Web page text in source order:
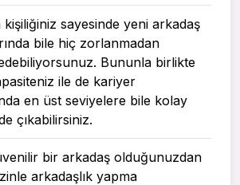
kişiliğiniz sayesinde yeni arkadaş
bile hiç zorlanmadan
Bununla birlikte
ile de kariyer
en üst seviyelere bile kolay
çıkabilirsiniz.
bir arkadaş olduğunuzdan
arkadaşlık yapma